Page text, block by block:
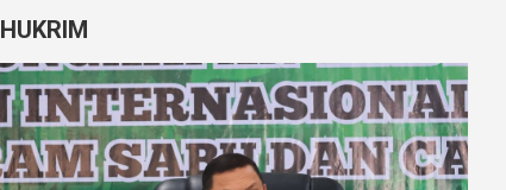
HUKRIM